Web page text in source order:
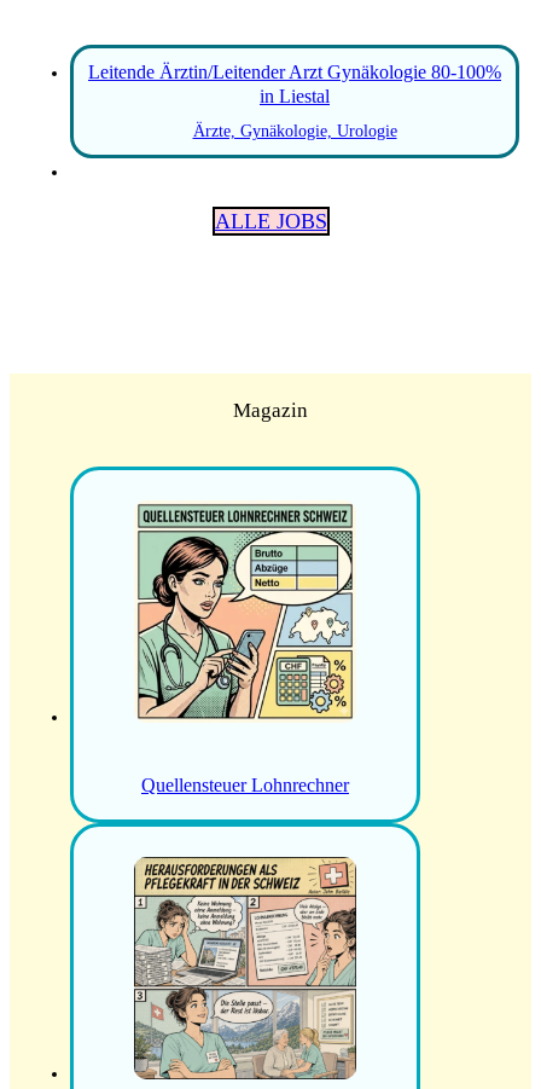
Leitende Ärztin/Leitender Arzt Gynäkologie 80-100%
in Liestal
Ärzte, Gynäkologie, Urologie
ALLE JOBS
Magazin
Quellensteuer Lohnrechner